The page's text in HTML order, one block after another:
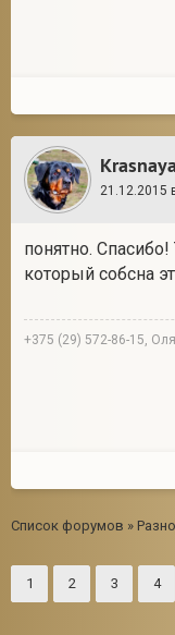
Krasnaya
21.12.2015
понятно.
который собсна
+375 (29) 572-86-15,
Список форумов »
1 2 3 4